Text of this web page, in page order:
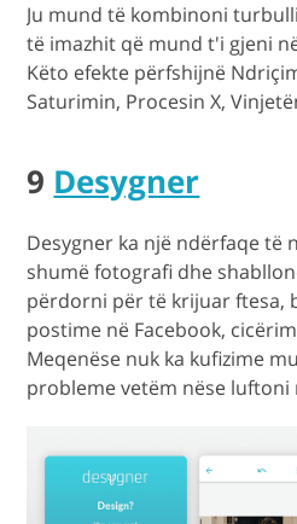
Ju mund të kombinoni
të imazhit që mund t'i gjeni
Këto efekte përfshijnë
Saturimin, Procesin X,
9 Desygner
Desygner ka një ndërfaqe të
shumë fotografi dhe
përdorni për të krijuar ftesa,
postime në Facebook,
Meqenëse nuk ka kufizime
probleme vetëm nëse luftoni